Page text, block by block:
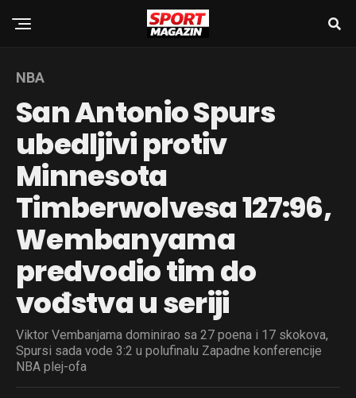
NBA
San Antonio Spurs
ubedljivi protiv
Minnesota
Timberwolvesa 127:96,
Wembanyama
predvodio tim do
vođstva u seriji
Viktor Vembanjama dominirao sa 27 poena i 17 skokova,
Spursi sada vode 3:2 u polufinalu Zapadne konferencije
NBA plej-ofa